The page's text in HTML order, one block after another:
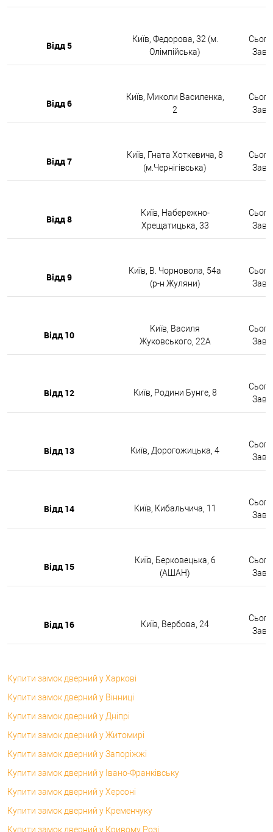
Відд 5
Київ, Федорова, 32 (м.
Олімпійська)
Відд 6
Київ, Миколи Василенка,
2
Відд 7
Київ, Гната Хоткевича, 8
(м.Чернігівська)
Відд 8
Київ, Набережно-
Хрещатицька, 33
Відд 9
Київ, В. Чорновола, 54а
(р-н Жуляни)
Відд 10
Київ, Василя
Жуковського, 22А
Відд 12 Київ, Родини Бунге, 8
Відд 13 Київ, Дорогожицька, 4
Відд 14 Київ, Кибальчича, 11
Відд 15
Київ, Берковецька, 6
(АШАН)
Відд 16 Київ, Вербова, 24
Купити замок дверний у Харкові
Купити замок дверний у Вінниці
Купити замок дверний у Дніпрі
Купити замок дверний у Житомирі
Купити замок дверний у Запоріжжі
Купити замок дверний у Івано-Франківську
Купити замок дверний у Херсоні
Купити замок дверний у Кременчуку
Купити замок дверний у Кривому Розі